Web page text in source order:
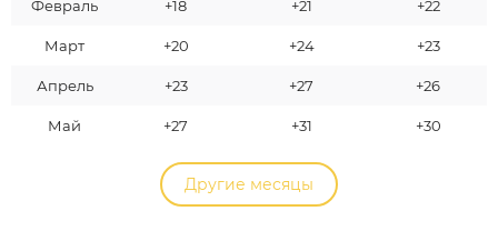
Февраль +18 +21 +22
Март +20 +24 +23
Апрель +23 +27 +26
Май +27 +31 +30
Другие месяцы